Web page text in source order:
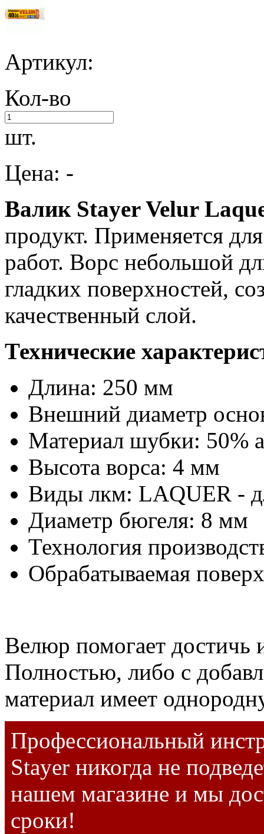
Артикул:
Кол-во
шт.
Цена: -
Валик Stayer Velur
продукт. Применяется
работ. Ворс небольшой
гладких поверхностей,
качественный слой.
Технические
Длина: 250 мм
Внешний диаметр
Материал шубки: 50%
Высота ворса: 4 мм
Виды лкм: LAQUER -
Диаметр бюгеля: 8 мм
Технология
Обрабатываемая
Велюр помогает достичь
Полностью, либо с
материал имеет
Профессиональный
Stayer никогда не
нашем магазине и мы
сроки!